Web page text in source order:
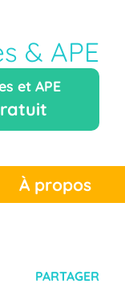
& APE
et APE
À propos
PARTAGER